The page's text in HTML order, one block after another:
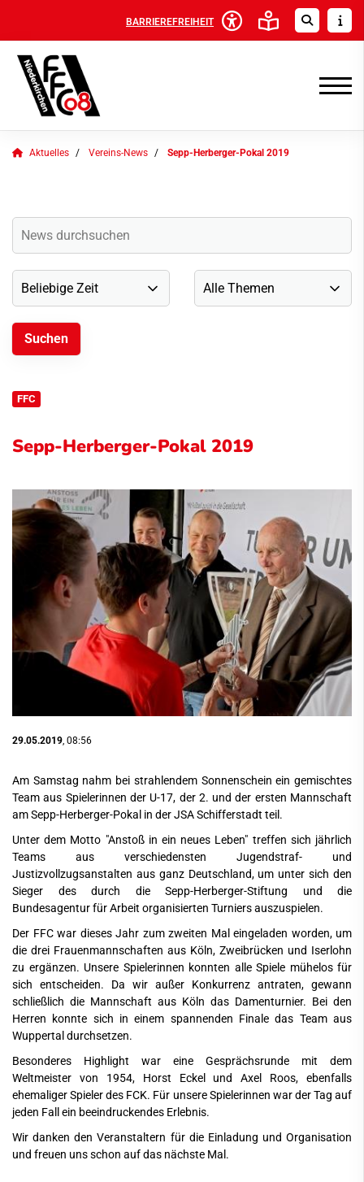
BARRIEREFREIHEIT
Aktuelles Vereins-News Sepp-Herberger-Pokal 2019
FFC
Sepp-Herberger-Pokal 2019
29.05.2019 , 08:56
Am Samstag nahm bei strahlendem Sonnenschein ein gemischtes
Team aus Spielerinnen der U-17, der 2. und der ersten Mannschaft
am Sepp-Herberger-Pokal in der JSA Schifferstadt teil.
Unter dem Motto "Anstoß in ein neues Leben" treffen sich jährlich
Teams aus verschiedensten Jugendstraf- und
Justizvollzugsanstalten aus ganz Deutschland, um unter sich den
Sieger des durch die Sepp-Herberger-Stiftung und die
Bundesagentur für Arbeit organisierten Turniers auszuspielen.
Der FFC war dieses Jahr zum zweiten Mal eingeladen worden, um
die drei Frauenmannschaften aus Köln, Zweibrücken und Iserlohn
zu ergänzen. Unsere Spielerinnen konnten alle Spiele mühelos für
sich entscheiden. Da wir außer Konkurrenz antraten, gewann
schließlich die Mannschaft aus Köln das Damenturnier. Bei den
Herren konnte sich in einem spannenden Finale das Team aus
Wuppertal durchsetzen.
Besonderes Highlight war eine Gesprächsrunde mit dem
Weltmeister von 1954, Horst Eckel und Axel Roos, ebenfalls
ehemaliger Spieler des FCK. Für unsere Spielerinnen war der Tag auf
jeden Fall ein beeindruckendes Erlebnis.
Wir danken den Veranstaltern für die Einladung und Organisation
und freuen uns schon auf das nächste Mal.